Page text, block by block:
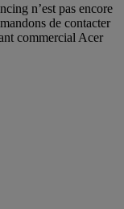
n’est pas encore
de contacter
commercial Acer